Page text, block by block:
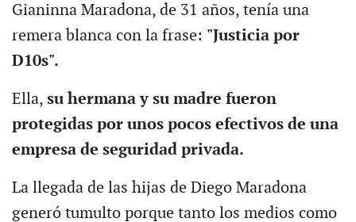
Gianinna Maradona, de 31 años, tenía una
remera blanca con la frase: "Justicia por
D10s".
Ella, su hermana y su madre fueron
protegidas por unos pocos efectivos de una
empresa de seguridad privada.
La llegada de las hijas de Diego Maradona
generó tumulto porque tanto los medios como